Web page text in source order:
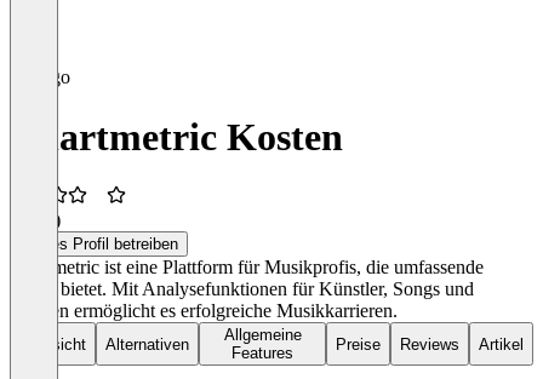
Chartmetric Kosten
(1)
Dieses Profil betreiben
Chartmetric ist eine Plattform für Musikprofis, die umfassende
Daten bietet. Mit Analysefunktionen für Künstler, Songs und
Marken ermöglicht es erfolgreiche Musikkarrieren.
Übersicht Alternativen
Allgemeine
Features
Preise Reviews Artikel